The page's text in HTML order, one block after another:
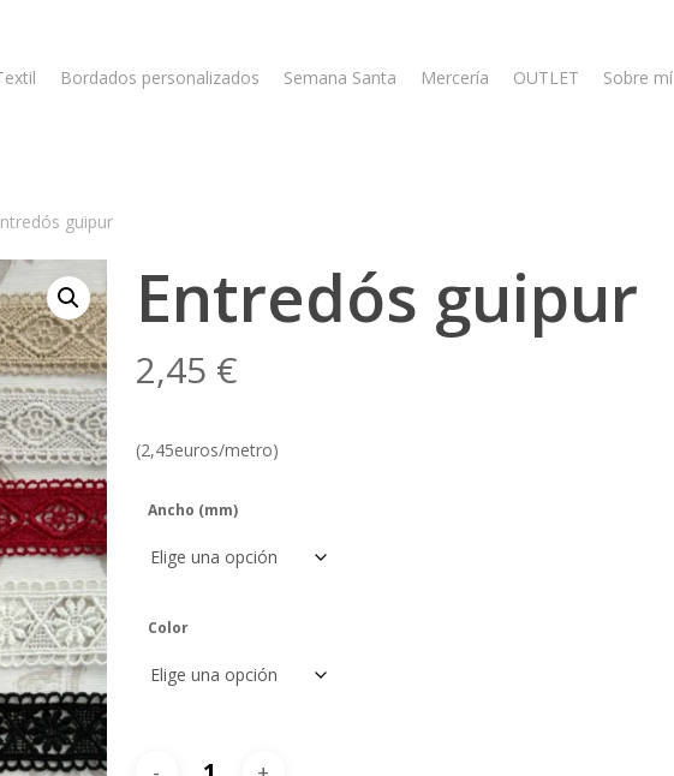
Bordados personalizados Semana Santa Mercería OUTLET Sobre mí
guipur
Entredós guipur
2,45 €
(2,45euros/metro)
Ancho (mm)
Color